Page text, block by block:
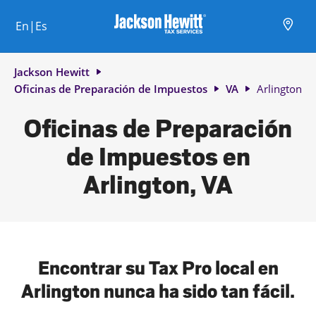
En|Es
Jackson Hewitt
Oficinas de Preparación de Impuestos
VA Arlington
Oficinas de Preparación
de Impuestos en
Arlington, VA
Encontrar su Tax Pro local en
Arlington nunca ha sido tan fácil.